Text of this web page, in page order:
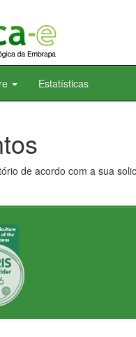
Estatísticas
de acordo com a sua